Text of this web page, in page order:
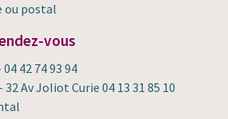
ou postal
vous
42 74 93 94
Av Joliot Curie 04 13 31 85 10